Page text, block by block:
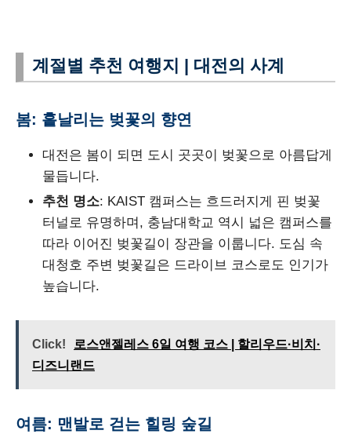
계절별 추천 여행지 | 대전의 사계
봄: 흩날리는 벚꽃의 향연
대전은 봄이 되면 도시 곳곳이 벚꽃으로 아름답게
물듭니다.
추천 명소: KAIST 캠퍼스는 흐드러지게 핀 벚꽃
터널로 유명하며, 충남대학교 역시 넓은 캠퍼스를
따라 이어진 벚꽃길이 장관을 이룹니다. 도심 속
대청호 주변 벚꽃길은 드라이브 코스로도 인기가
높습니다.
Click!
로스앤젤레스 6일 여행 코스 | 할리우드·비치·
디즈니랜드
여름: 맨발로 걷는 힐링 숲길